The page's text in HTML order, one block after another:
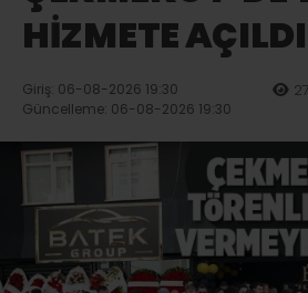
HİZMETE
Giriş: 06-08-2026 19:30
Güncelleme: 06-08-2026 19:30